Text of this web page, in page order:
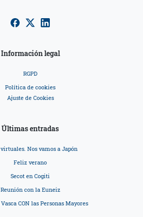
Información legal
RGPD
Política de cookies
Ajuste de Cookies
Últimas entradas
Nos vamos a Japón
Feliz verano
Secot en Cogiti
Reunión con la Euneiz
CON las Personas Mayores